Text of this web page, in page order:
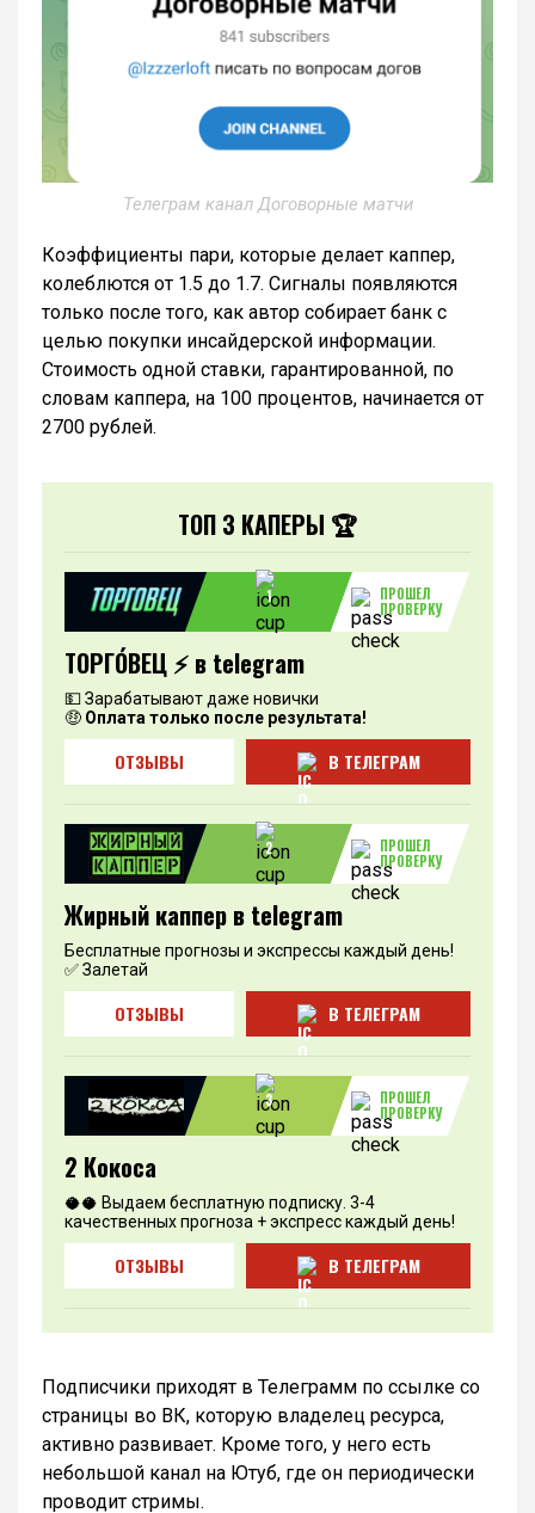
Телеграм канал Договорные матчи
Коэффициенты пари, которые делает каппер,
колеблются от 1.5 до 1.7. Сигналы появляются
только после того, как автор собирает банк с
целью покупки инсайдерской информации.
Стоимость одной ставки, гарантированной, по
словам каппера, на 100 процентов, начинается от
2700 рублей.
ТОП 3 КАПЕРЫ 🏆
1
ПРОШЕЛ
ПРОВЕРКУ
ТОРГО́ВЕЦ ⚡️ в telegram
💵 Зарабатывают даже новички
🤑 Оплата только после результата!
ОТЗЫВЫ В ТЕЛЕГРАМ
2
ПРОШЕЛ
ПРОВЕРКУ
Жирный каппер в telegram
Бесплатные прогнозы и экспрессы каждый день!
✅ Залетай
ОТЗЫВЫ В ТЕЛЕГРАМ
3
ПРОШЕЛ
ПРОВЕРКУ
2 Кокоса
🥥🥥 Выдаем бесплатную подписку. 3-4
качественных прогноза + экспресс каждый день!
ОТЗЫВЫ В ТЕЛЕГРАМ
Подписчики приходят в Телеграмм по ссылке со
страницы во ВК, которую владелец ресурса,
активно развивает. Кроме того, у него есть
небольшой канал на Ютуб, где он периодически
проводит стримы.